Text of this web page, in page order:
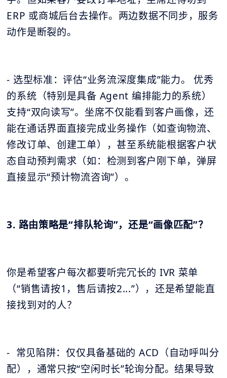
ERP 或商城后台去操作。两边数据不同步，服务
动作是断裂的。
- 选型标准：评估“业务流深度集成”能力。 优秀
的系统（特别是具备 Agent 编排能力的系统）
支持“双向读写”。坐席不仅能看到客户画像，还
能在通话界面直接完成业务操作（如查询物流、
修改订单、创建工单），甚至系统能根据客户状
态自动预判需求（如：检测到客户刚下单，弹屏
直接显示“预计物流咨询”）。
3. 路由策略是“排队轮询”，还是“画像匹配”？
你是希望客户每次都要听完冗长的 IVR 菜单
（“销售请按1，售后请按2...”），还是希望能直
接找到对的人？
- 常见陷阱：仅仅具备基础的 ACD（自动呼叫分
配），通常只按“空闲时长”轮询分配。结果导致